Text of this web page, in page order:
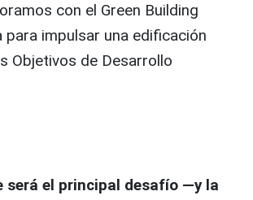
con el Green Building
para impulsar una edificación
Objetivos de Desarrollo
será el principal desafío —y la